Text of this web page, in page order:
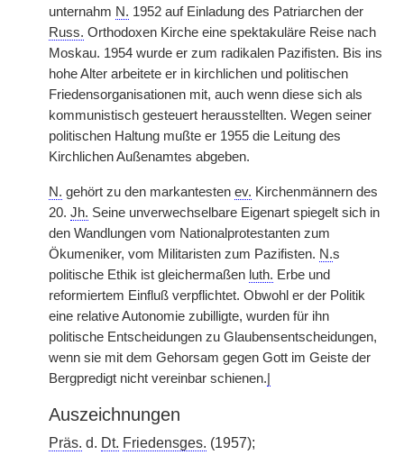
unternahm N. 1952 auf Einladung des Patriarchen der
Russ. Orthodoxen Kirche eine spektakuläre Reise nach
Moskau. 1954 wurde er zum radikalen Pazifisten. Bis ins
hohe Alter arbeitete er in kirchlichen und politischen
Friedensorganisationen mit, auch wenn diese sich als
kommunistisch gesteuert herausstellten. Wegen seiner
politischen Haltung mußte er 1955 die Leitung des
Kirchlichen Außenamtes abgeben.
N. gehört zu den markantesten ev. Kirchenmännern des
20. Jh. Seine unverwechselbare Eigenart spiegelt sich in
den Wandlungen vom Nationalprotestanten zum
Ökumeniker, vom Militaristen zum Pazifisten. N.s
politische Ethik ist gleichermaßen luth. Erbe und
reformiertem Einfluß verpflichtet. Obwohl er der Politik
eine relative Autonomie zubilligte, wurden für ihn
politische Entscheidungen zu Glaubensentscheidungen,
wenn sie mit dem Gehorsam gegen Gott im Geiste der
Bergpredigt nicht vereinbar schienen.
Auszeichnungen
Präs. d. Dt. Friedensges. (1957);